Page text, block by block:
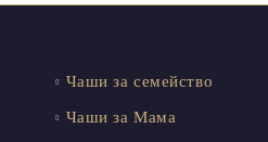
Чаши за семейство
Чаши за Мама